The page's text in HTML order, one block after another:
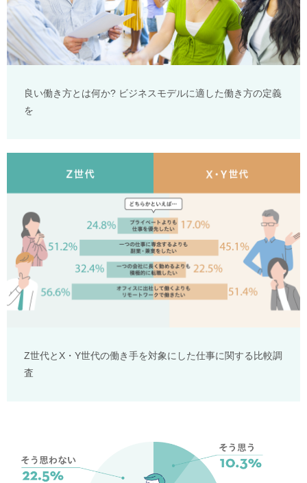
良い働き方とは何か? ビジネスモデルに適した働き方の定義
を
Z世代とX・Y世代の働き手を対象にした仕事に関する比較調
査